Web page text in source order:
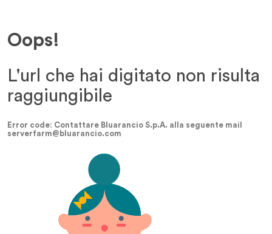
Oops!
L'url che hai digitato non risulta
raggiungibile
Error code: Contattare Bluarancio S.p.A. alla seguente mail
serverfarm@bluarancio.com